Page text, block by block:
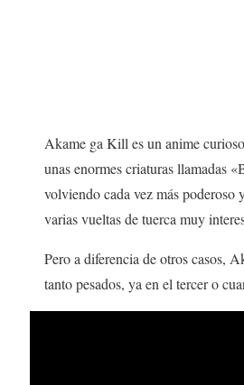
Akame ga Kill es un anime
unas enormes criaturas llamadas
volviendo cada vez más poderoso
varias vueltas de tuerca muy
Pero a diferencia de otros casos,
tanto pesados, ya en el tercer o